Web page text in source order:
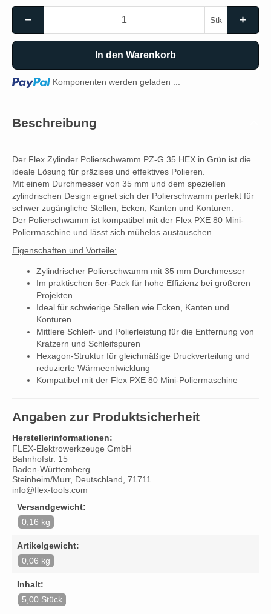
Stk
In den Warenkorb
Loading... Komponenten werden geladen ...
Beschreibung
Der Flex Zylinder Polierschwamm PZ-G 35 HEX in Grün ist die
ideale Lösung für präzises und effektives Polieren.
Mit einem Durchmesser von 35 mm und dem speziellen
zylindrischen Design eignet sich der Polierschwamm perfekt für
schwer zugängliche Stellen, Ecken, Kanten und Konturen.
Der Polierschwamm ist kompatibel mit der Flex PXE 80 Mini-
Poliermaschine und lässt sich mühelos austauschen.
Eigenschaften und Vorteile:
Zylindrischer Polierschwamm mit 35 mm Durchmesser
Im praktischen 5er-Pack für hohe Effizienz bei größeren
Projekten
Ideal für schwierige Stellen wie Ecken, Kanten und
Konturen
Mittlere Schleif- und Polierleistung für die Entfernung von
Kratzern und Schleifspuren
Hexagon-Struktur für gleichmäßige Druckverteilung und
reduzierte Wärmeentwicklung
Kompatibel mit der Flex PXE 80 Mini-Poliermaschine
Angaben zur Produktsicherheit
Herstellerinformationen:
FLEX-Elektrowerkzeuge GmbH
Bahnhofstr. 15
Baden-Württemberg
Steinheim/Murr, Deutschland, 71711
info@flex-tools.com
Versandgewicht:
0,16 kg
Artikelgewicht:
0,06 kg
Inhalt:
5,00 Stück